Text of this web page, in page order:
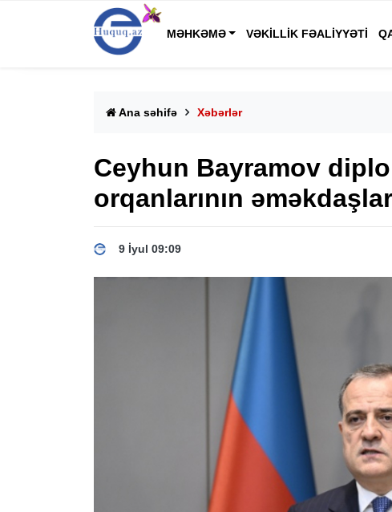
MƏHKƏMƏ VƏKILLIK FƏALIYYƏTI
Ana səhifə Xəbərlər
Ceyhun Bayramov
orqanlarının
9 İyul 09:09